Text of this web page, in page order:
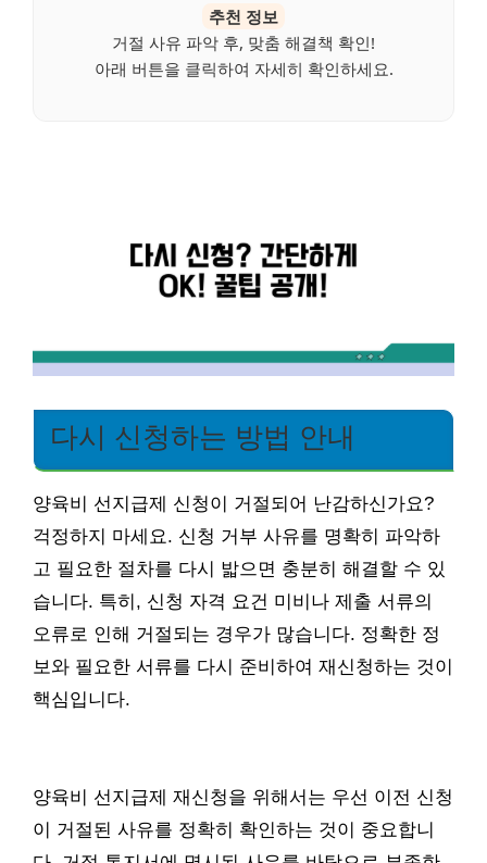
추천 정보
거절 사유 파악 후, 맞춤 해결책 확인!
아래 버튼을 클릭하여 자세히 확인하세요.
다시 신청하는 방법 안내
양육비 선지급제 신청이 거절되어 난감하신가요?
걱정하지 마세요. 신청 거부 사유를 명확히 파악하
고 필요한 절차를 다시 밟으면 충분히 해결할 수 있
습니다. 특히, 신청 자격 요건 미비나 제출 서류의
오류로 인해 거절되는 경우가 많습니다. 정확한 정
보와 필요한 서류를 다시 준비하여 재신청하는 것이
핵심입니다.
양육비 선지급제 재신청을 위해서는 우선 이전 신청
이 거절된 사유를 정확히 확인하는 것이 중요합니